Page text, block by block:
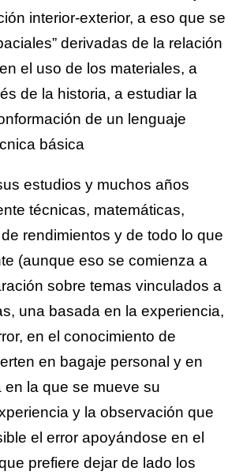
interior-exterior, a eso que se
derivadas de la relación
el uso de los materiales, a
de la historia, a estudiar la
de un lenguaje
básica
estudios y muchos años
técnicas, matemáticas,
rendimientos y de todo lo que
(aunque eso se comienza a
sobre temas vinculados a
una basada en la experiencia,
en el conocimiento de
en bagaje personal y en
la que se mueve su
y la observación que
el error apoyándose en el
prefiere dejar de lado los